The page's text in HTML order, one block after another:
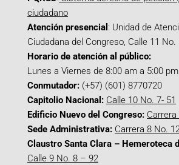
ciudadano
Atención presencial : Unidad de
Ciudadana del Congreso, Calle 11
Horario de atención al público:
Lunes a Viernes de 8:00 am a 5:00 pm
Conmutador: (+57) (601) 8770720
Capitolio Nacional: Calle 10 No. 7- 51
Edificio Nuevo del Congreso:
Sede Administrativa: Carrera 8 No.
Claustro Santa Clara – Hemeroteca
Calle 9 No. 8 – 92